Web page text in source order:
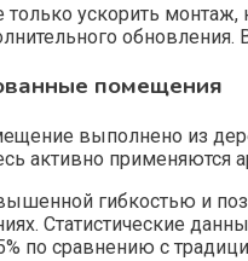
ускорить
помещения
выполнено из
активно
гибкостью и
Статистические
по сравнению с